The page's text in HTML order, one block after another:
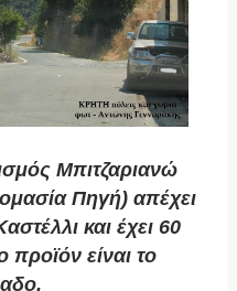
Μπιτζαριανώ
Πηγή) απέχει
και έχει 60
προϊόν είναι το